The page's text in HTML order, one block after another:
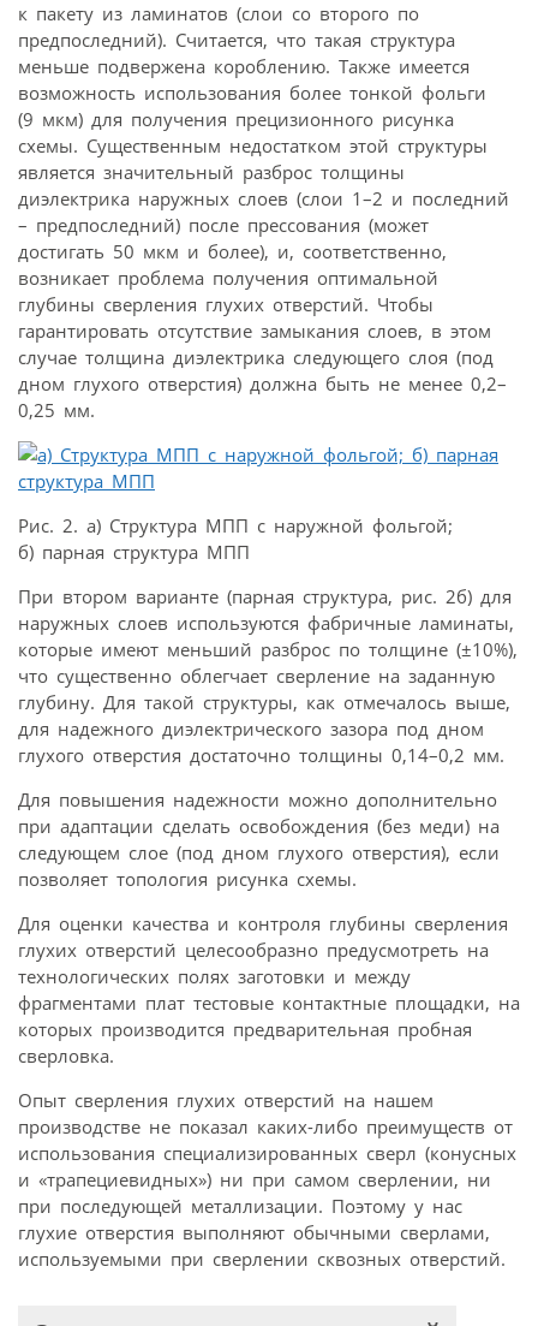
к пакету из ламинатов (слои со второго по
предпоследний). Считается, что такая структура
меньше подвержена короблению. Также имеется
возможность использования более тонкой фольги
(9 мкм) для получения прецизионного рисунка
схемы. Существенным недостатком этой структуры
является значительный разброс толщины
диэлектрика наружных слоев (слои 1–2 и последний
– предпоследний) после прессования (может
достигать 50 мкм и более), и, соответственно,
возникает проблема получения оптимальной
глубины сверления глухих отверстий. Чтобы
гарантировать отсутствие замыкания слоев, в этом
случае толщина диэлектрика следующего слоя (под
дном глухого отверстия) должна быть не менее 0,2–
0,25 мм.
Рис. 2. а) Структура МПП с наружной фольгой;
б) парная структура МПП
При втором варианте (парная структура, рис. 2б) для
наружных слоев используются фабричные ламинаты,
которые имеют меньший разброс по толщине (±10%),
что существенно облегчает сверление на заданную
глубину. Для такой структуры, как отмечалось выше,
для надежного диэлектрического зазора под дном
глухого отверстия достаточно толщины 0,14–0,2 мм.
Для повышения надежности можно дополнительно
при адаптации сделать освобождения (без меди) на
следующем слое (под дном глухого отверстия), если
позволяет топология рисунка схемы.
Для оценки качества и контроля глубины сверления
глухих отверстий целесообразно предусмотреть на
технологических полях заготовки и между
фрагментами плат тестовые контактные площадки, на
которых производится предварительная пробная
сверловка.
Опыт сверления глухих отверстий на нашем
производстве не показал каких-либо преимуществ от
использования специализированных сверл (конусных
и «трапециевидных») ни при самом сверлении, ни
при последующей металлизации. Поэтому у нас
глухие отверстия выполняют обычными сверлами,
используемыми при сверлении сквозных отверстий.